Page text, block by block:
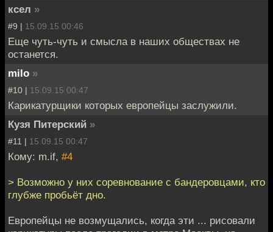
ксел »
#9 | 15.09.15 00:46
Еще чуть-чуть и смысла в наших обществах не
останется.
milo »
#10 | 15.09.15 00:47
Карикатурщики которых европейцы заслужили.
Кузя Питерский »
#11 | 15.09.15 00:47
Кому: m.if, #4
> Возможно у них соревнование с бандеровцами, кто
глубже пробьёт дно.
Европейцы не возмущались, когда эти ... рисовали